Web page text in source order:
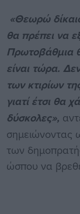
«Θεωρώ
θα πρέπει να
Πρωτοβάθμια
είναι τώρα.
των κτιρίων
γιατί έτσι θα
δύσκολες»,
σημειώνοντας
των
ώσπου να